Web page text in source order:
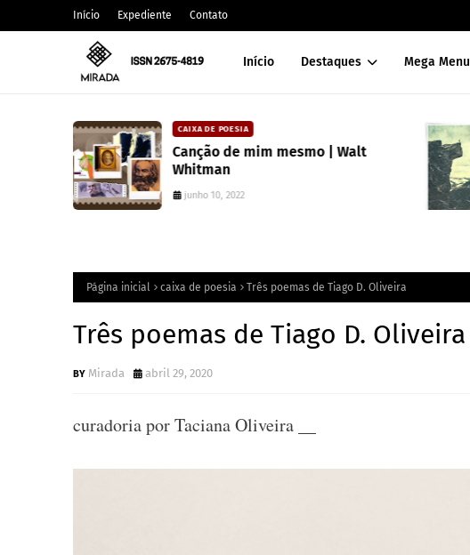
Início Expediente Contato
Início Destaques Mega Menu
CAIXA DE POESIA
Canção de mim mesmo | Walt
Whitman
junho 10, 2022
Página inicial caixa de poesia Três poemas de Tiago D. Oliveira
Três poemas de Tiago D. Oliveira
Mirada abril 29, 2020
curadoria por Taciana Oliveira __